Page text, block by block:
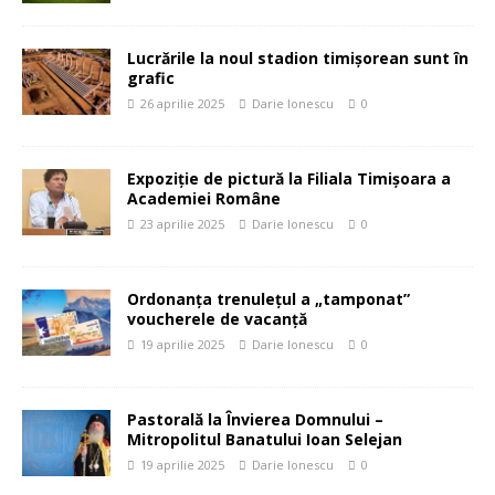
Lucrările la noul stadion timișorean sunt în
grafic
26 aprilie 2025 Darie Ionescu 0
Expoziție de pictură la Filiala Timișoara a
Academiei Române
23 aprilie 2025 Darie Ionescu 0
Ordonanța trenulețul a „tamponat”
voucherele de vacanță
19 aprilie 2025 Darie Ionescu 0
Pastorală la Învierea Domnului –
Mitropolitul Banatului Ioan Selejan
19 aprilie 2025 Darie Ionescu 0